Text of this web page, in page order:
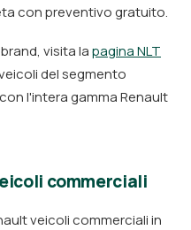
con preventivo gratuito.
visita lapagina NLT
del segmento
con l'intera gamma Renault
commerciali
veicoli commerciali in